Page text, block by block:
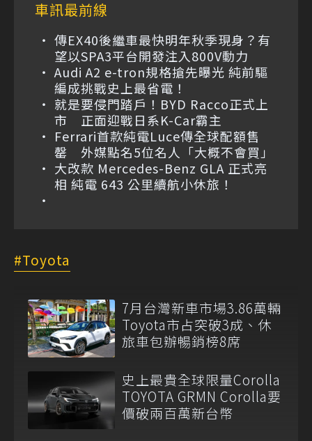
車訊最前線
傳EX40後繼車最快明年秋季現身？有
望以SPA3平台開發注入800V動力
Audi A2 e-tron規格搶先曝光 純前驅
編成挑戰史上最省電！
就是要侵門踏戶！BYD Racco正式上
市 正面迎戰日系K-Car霸主
Ferrari首款純電Luce傳全球配額售
罄 外媒點名5位名人「大概不會買」
大改款 Mercedes-Benz GLA 正式亮
相 純電 643 公里續航小休旅！
Toyota
7月台灣新車市場3.86萬輛
Toyota市占突破3成、休
旅車包辦暢銷榜8席
史上最貴全球限量Corolla
TOYOTA GRMN Corolla要
價破兩百萬新台幣